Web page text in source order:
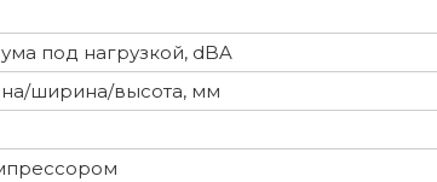
под нагрузкой, dBA
ширина/высота, мм